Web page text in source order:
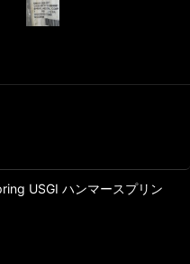
USGI ハンマースプリン